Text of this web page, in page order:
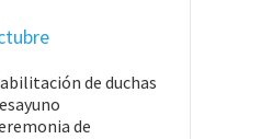
de duchas
de